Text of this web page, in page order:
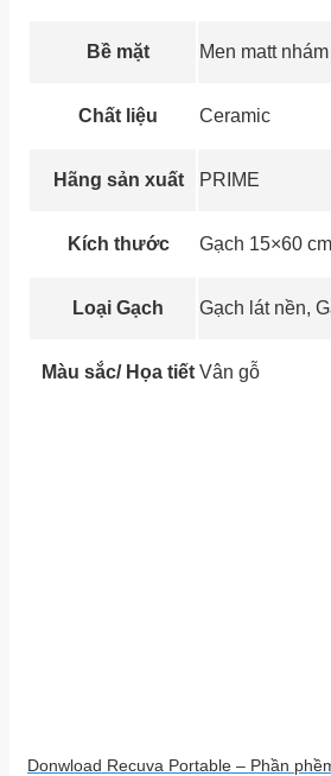
Bề mặt Men matt nhám
Chất liệu Ceramic
Hãng sản xuất PRIME
Kích thước Gạch 15×60 cm
Loại Gạch Gạch lát nền,
Màu sắc/ Họa tiết Vân gỗ
Donwload Recuva Portable – Phần